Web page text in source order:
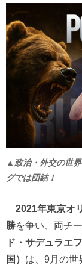
▲政治・外交の世
グでは団結！
2021年東京オ
勝を争い、両チ
ド・サデュラエ
国） は、9月の世